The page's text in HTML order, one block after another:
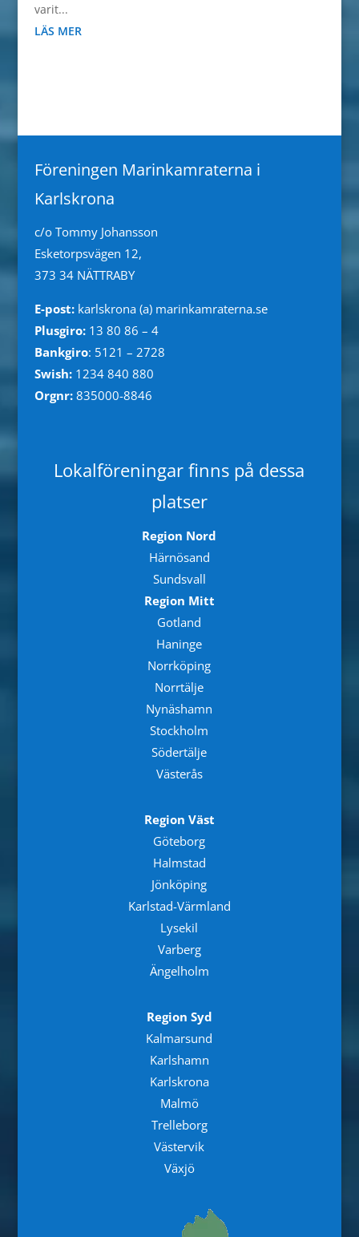
varit...
LÄS MER
Föreningen Marinkamraterna i
Karlskrona
c/o Tommy Johansson
Esketorpsvägen 12,
373 34 NÄTTRABY
E-post:karlskrona (a) marinkamraterna.se
Plusgiro:13 80 86 – 4
Bankgiro: 5121 – 2728
Swish:1234 840 880
Orgnr: 835000-8846
Lokalföreningar finns på dessa
platser
Region Nord
Härnösand
Sundsvall
Region Mitt
Gotland
Haninge
Norrköping
Norrtälje
Nynäshamn
Stockholm
Södertälje
Västerås
Region Väst
Göteborg
Halmstad
Jönköping
Karlstad-Värmland
Lysekil
Varberg
Ängelholm
Region Syd
Kalmarsund
Karlshamn
Karlskrona
Malmö
Trelleborg
Västervik
Växjö